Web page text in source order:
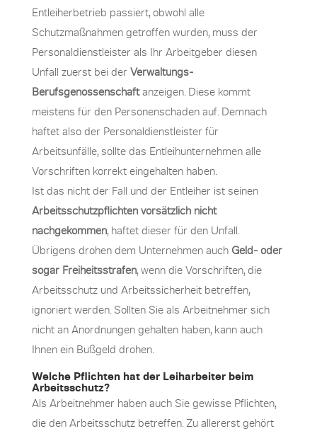
Entleiherbetrieb passiert, obwohl alle
Schutzmaßnahmen getroffen wurden, muss der
Personaldienstleister als Ihr Arbeitgeber diesen
Unfall zuerst bei der Verwaltungs-
Berufsgenossenschaftanzeigen. Diese kommt
meistens für den Personenschaden auf. Demnach
haftet also der Personaldienstleister für
Arbeitsunfälle, sollte das Entleihunternehmen alle
Vorschriften korrekt eingehalten haben.
Ist das nicht der Fall und der Entleiher ist seinen
Arbeitsschutzpflichten vorsätzlich nicht
nachgekommen, haftet dieser für den Unfall.
Übrigens drohen dem Unternehmen auch Geld- oder
sogar Freiheitsstrafen, wenn die Vorschriften, die
Arbeitsschutz und Arbeitssicherheit betreffen,
ignoriert werden. Sollten Sie als Arbeitnehmer sich
nicht an Anordnungen gehalten haben, kann auch
Ihnen ein Bußgeld drohen.
Welche Pflichten hat der Leiharbeiter beim
Arbeitsschutz?
Als Arbeitnehmer haben auch Sie gewisse Pflichten,
die den Arbeitsschutz betreffen. Zu allererst gehört